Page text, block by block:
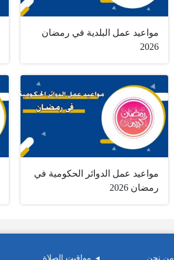
مواعيد عمل البلدية في رمضان
2026
مواعيد عمل الدوائر الحكومية في
رمضان 2026
من نحن مواقيت الصلاة